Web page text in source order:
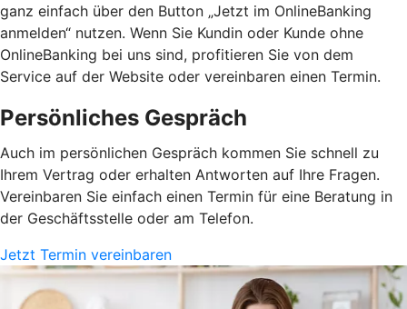
ganz einfach über den Button „Jetzt im OnlineBanking
anmelden“ nutzen. Wenn Sie Kundin oder Kunde ohne
OnlineBanking bei uns sind, profitieren Sie von dem
Service auf der Website oder vereinbaren einen Termin.
Persönliches Gespräch
Auch im persönlichen Gespräch kommen Sie schnell zu
Ihrem Vertrag oder erhalten Antworten auf Ihre Fragen.
Vereinbaren Sie einfach einen Termin für eine Beratung in
der Geschäftsstelle oder am Telefon.
Jetzt Termin vereinbaren